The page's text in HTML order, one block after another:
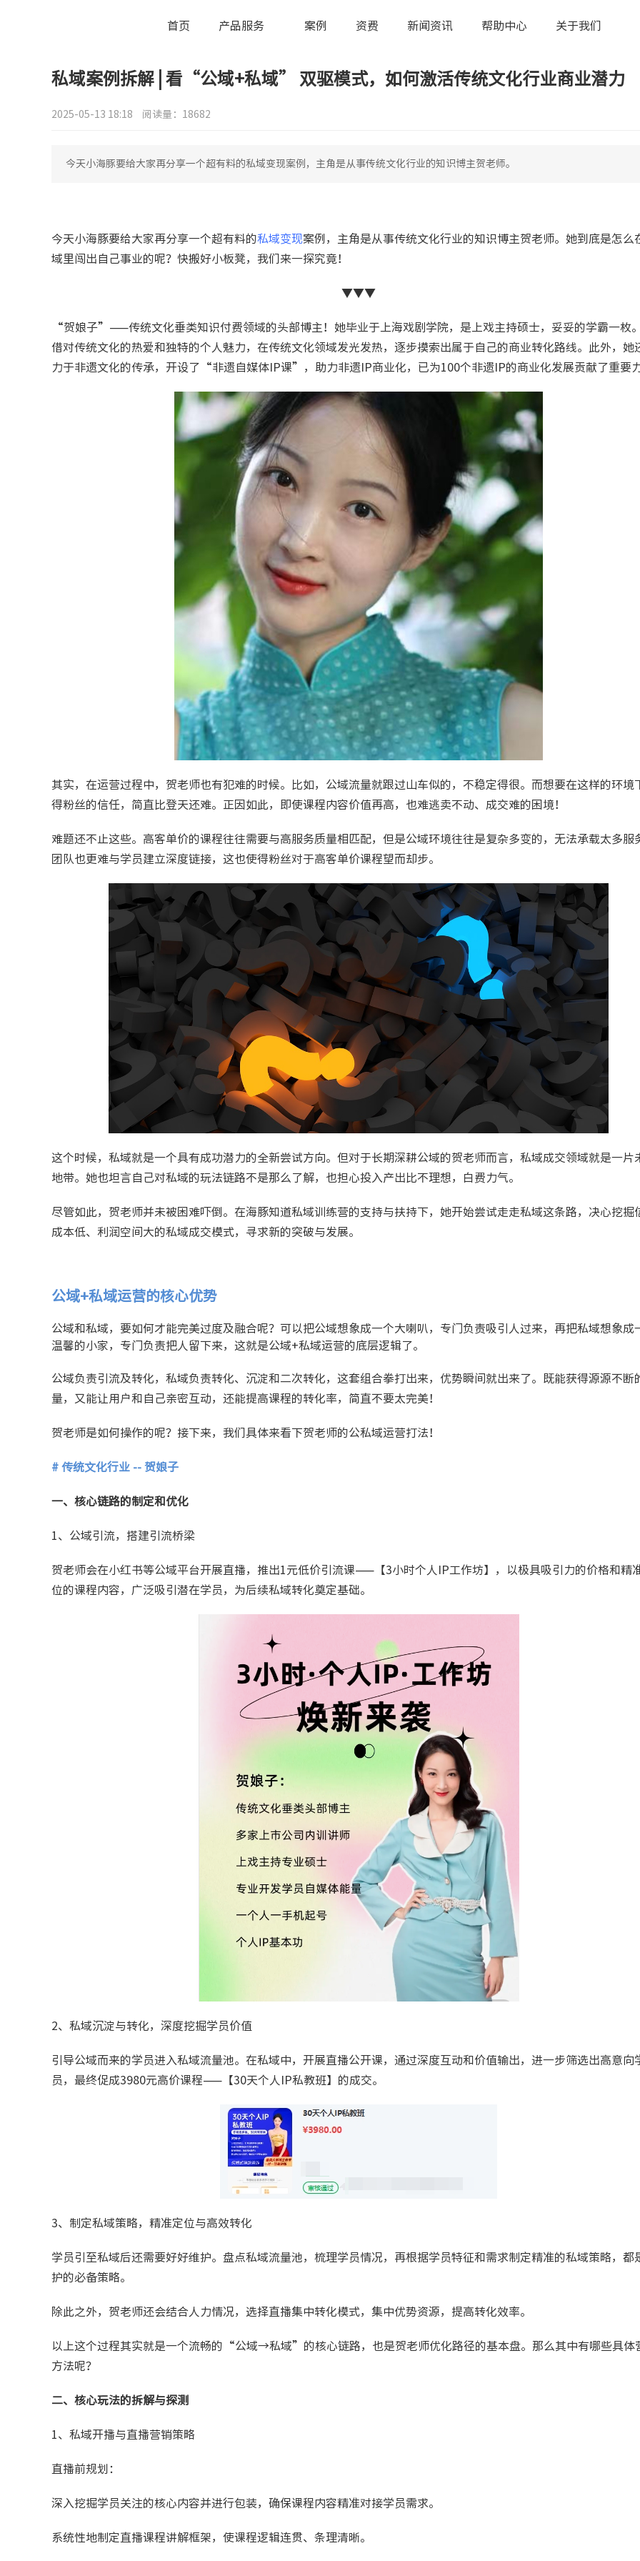
首页 产品服务 案例 资费 新闻资讯 帮助中心 关于我们
私域案例拆解 | 看“公域+私域” 双驱模式，如何激活传统文化行业商业潜力
2025-05-13 18:18 阅读量：18682
今天小海豚要给大家再分享一个超有料的私域变现案例，主角是从事传统文化行业的知识博主贺老师。
今天小海豚要给大家再分享一个超有料的私域变现案例，主角是从事传统文化行业的知识博主贺老师。她到底是怎么
域里闯出自己事业的呢？快搬好小板凳，我们来一探究竟！
▼▼▼
“贺娘子”——传统文化垂类知识付费领域的头部博主！她毕业于上海戏剧学院，是上戏主持硕士，妥妥的学霸一枚
借对传统文化的热爱和独特的个人魅力，在传统文化领域发光发热，逐步摸索出属于自己的商业转化路线。此外，她
力于非遗文化的传承，开设了“非遗自媒体IP课”，助力非遗IP商业化，已为100个非遗IP的商业化发展贡献了重要力
其实，在运营过程中，贺老师也有犯难的时候。比如，公域流量就跟过山车似的，不稳定得很。而想要在这样的环境
得粉丝的信任，简直比登天还难。正因如此，即使课程内容价值再高，也难逃卖不动、成交难的困境！
难题还不止这些。高客单价的课程往往需要与高服务质量相匹配，但是公域环境往往是复杂多变的，无法承载太多服
团队也更难与学员建立深度链接，这也使得粉丝对于高客单价课程望而却步。
这个时候，私域就是一个具有成功潜力的全新尝试方向。但对于长期深耕公域的贺老师而言，私域成交领域就是一片
地带。她也坦言自己对私域的玩法链路不是那么了解，也担心投入产出比不理想，白费力气。
尽管如此，贺老师并未被困难吓倒。在海豚知道私域训练营的支持与扶持下，她开始尝试走走私域这条路，决心挖掘
成本低、利润空间大的私域成交模式，寻求新的突破与发展。
公域+私域运营的核心优势
公域和私域，要如何才能完美过度及融合呢？可以把公域想象成一个大喇叭，专门负责吸引人过来，再把私域想象成
温馨的小家，专门负责把人留下来，这就是公域+私域运营的底层逻辑了。
公域负责引流及转化，私域负责转化、沉淀和二次转化，这套组合拳打出来，优势瞬间就出来了。既能获得源源不断
量，又能让用户和自己亲密互动，还能提高课程的转化率，简直不要太完美！
贺老师是如何操作的呢？接下来，我们具体来看下贺老师的公私域运营打法！
# 传统文化行业 -- 贺娘子
一、核心链路的制定和优化
1、公域引流，搭建引流桥梁
贺老师会在小红书等公域平台开展直播，推出1元低价引流课——【3小时个人IP工作坊】，以极具吸引力的价格和精
位的课程内容，广泛吸引潜在学员，为后续私域转化奠定基础。
2、私域沉淀与转化，深度挖掘学员价值
引导公域而来的学员进入私域流量池。在私域中，开展直播公开课，通过深度互动和价值输出，进一步筛选出高意向
员，最终促成3980元高价课程——【30天个人IP私教班】的成交。
3、制定私域策略，精准定位与高效转化
学员引至私域后还需要好好维护。盘点私域流量池，梳理学员情况，再根据学员特征和需求制定精准的私域策略，都
护的必备策略。
除此之外，贺老师还会结合人力情况，选择直播集中转化模式，集中优势资源，提高转化效率。
以上这个过程其实就是一个流畅的“公域→私域”的核心链路，也是贺老师优化路径的基本盘。那么其中有哪些具体
方法呢？
二、核心玩法的拆解与探测
1、私域开播与直播营销策略
直播前规划：
深入挖掘学员关注的核心内容并进行包装，确保课程内容精准对接学员需求。
系统性地制定直播课程讲解框架，使课程逻辑连贯、条理清晰。